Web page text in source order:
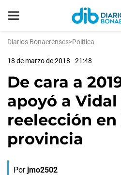
Diarios Bonaerenses>Política
18 de marzo de 2018 - 21:48
De cara a
apoyó a
reelección en
provincia
Por jmo2502